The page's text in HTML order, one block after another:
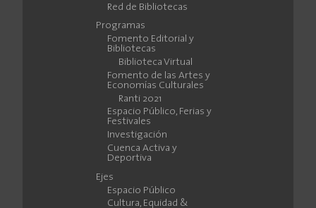
Red de Bibliotecas
Programas
Fomento Editorial y
Bibliotecas
Biblioteca Virtual
Fomento de las Artes y
Economías Culturales
Ranti 2021
Espacio Público, Ferias y
Festivales
Investigación
Cuenca Activa y
Deportiva
Ejes
Espacio Público
Cultura, Equidad &